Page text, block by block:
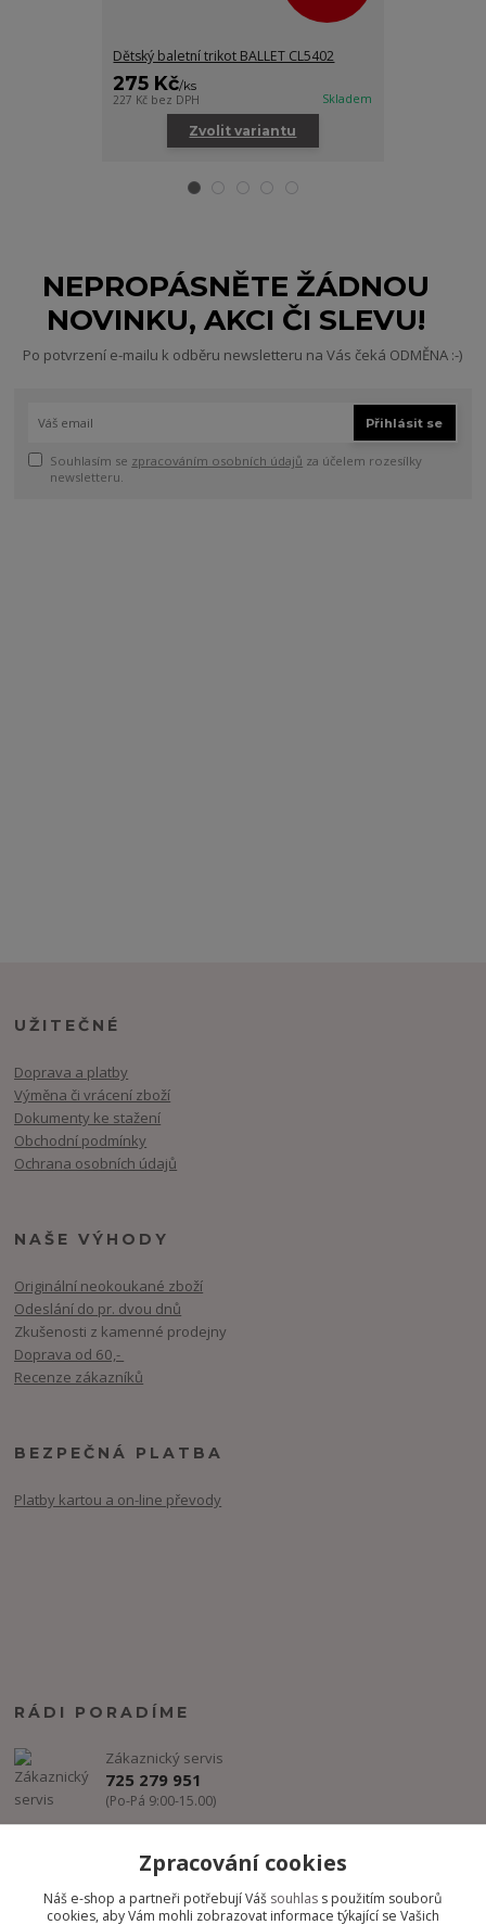
Dětský baletní trikot BALLET CL5402
275 Kč/ks
227 Kč bez DPH Skladem
Zvolit variantu
NEPROPÁSNĚTE ŽÁDNOU
NOVINKU, AKCI ČI SLEVU!
Po potvrzení e-mailu k odběru newsletteru na Vás čeká ODMĚNA :-)
Přihlásit se
Souhlasím se zpracováním osobních údajů za účelem rozesílky
newsletteru.
UŽITEČNÉ
Doprava a platby
Výměna či vrácení zboží
Dokumenty ke stažení
Obchodní podmínky
Ochrana osobních údajů
NAŠE VÝHODY
Originální neokoukané zboží
Odeslání do pr. dvou dnů
Zkušenosti z kamenné prodejny
Doprava od 60,-
Recenze zákazníků
BEZPEČNÁ PLATBA
Platby kartou a on-line převody
RÁDI PORADÍME
Zákaznický servis
725 279 951
(Po-Pá 9:00-15.00)
Zpracování cookies
Náš e-shop a partneři potřebují Váš souhlas s použitím souborů
cookies, aby Vám mohli zobrazovat informace týkající se Vašich